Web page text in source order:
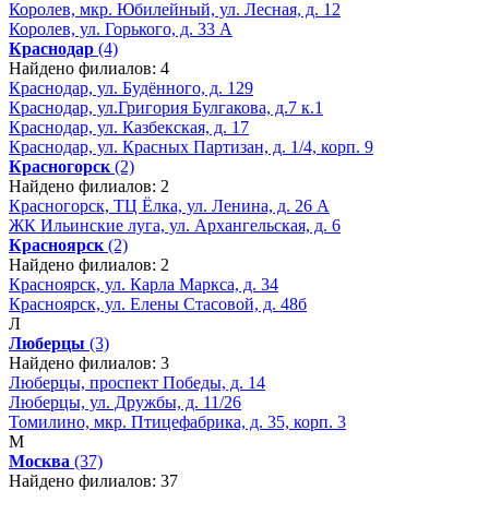
Королев, мкр. Юбилейный, ул. Лесная, д. 12
Королев, ул. Горького, д. 33 А
Краснодар (4)
Найдено филиалов: 4
Краснодар, ул. Будённого, д. 129
Краснодар, ул.Григория Булгакова, д.7 к.1
Краснодар, ул. Казбекская, д. 17
Краснодар, ул. Красных Партизан, д. 1/4, корп. 9
Красногорск (2)
Найдено филиалов: 2
Красногорск, ТЦ Ёлка, ул. Ленина, д. 26 А
ЖК Ильинские луга, ул. Архангельская, д. 6
Красноярск (2)
Найдено филиалов: 2
Красноярск, ул. Карла Маркса, д. 34
Красноярск, ул. Елены Стасовой, д. 48б
Л
Люберцы (3)
Найдено филиалов: 3
Люберцы, проспект Победы, д. 14
Люберцы, ул. Дружбы, д. 11/26
Томилино, мкр. Птицефабрика, д. 35, корп. 3
М
Москва (37)
Найдено филиалов: 37